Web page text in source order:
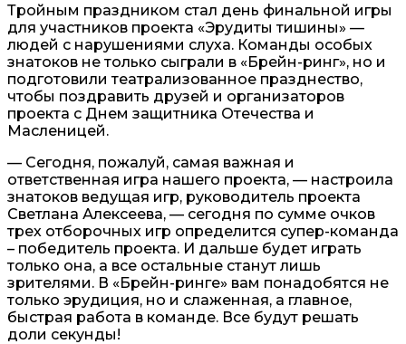
Тройным праздником стал день финальной игры
для участников проекта «Эрудиты тишины» —
людей с нарушениями слуха. Команды особых
знатоков не только сыграли в «Брейн-ринг», но и
подготовили театрализованное празднество,
чтобы поздравить друзей и организаторов
проекта с Днем защитника Отечества и
Масленицей.
— Сегодня, пожалуй, самая важная и
ответственная игра нашего проекта, — настроила
знатоков ведущая игр, руководитель проекта
Светлана Алексеева, — сегодня по сумме очков
трех отборочных игр определится супер-команда
– победитель проекта. И дальше будет играть
только она, а все остальные станут лишь
зрителями. В «Брейн-ринге» вам понадобятся не
только эрудиция, но и слаженная, а главное,
быстрая работа в команде. Все будут решать
доли секунды!